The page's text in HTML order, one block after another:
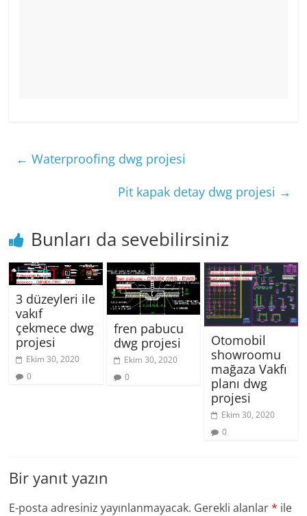
← Waterproofing dwg projesi
Pit kapak detay dwg projesi →
Bunları da sevebilirsiniz
3 düzeyleri ile
vakıf
çekmece dwg
projesi
Ekim 30, 2020
0
fren pabucu
dwg projesi
Ekim 30, 2020
0
Otomobil
showroomu
mağaza Vakfı
planı dwg
projesi
Ekim 30, 2020
0
Bir yanıt yazın
E-posta adresiniz yayınlanmayacak. Gerekli alanlar* ile